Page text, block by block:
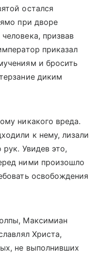
остался
при дворе
призвав
приказал
и бросить
диким
никакого вреда.
к нему, лизали
рук. Увидев это,
ними произошло
освобождения
Максимиан
Христа,
не выполнивших